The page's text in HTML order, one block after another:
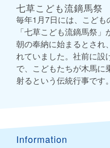
七草こども流鏑馬祭
毎年1月7日には、こども
「七草こども流鏑馬祭
朝の奉納に始まるとされ
れていました。社前に設
で、こどもたちが木馬に
射るという伝統行事です。
Information